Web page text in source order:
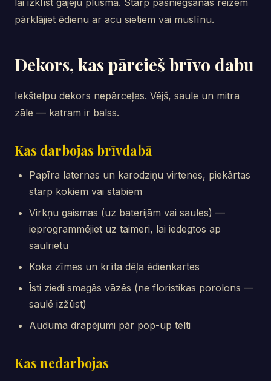
lai izklīst gājēju plūsma. Starp pasniegšanas reizēm
pārklājiet ēdienu ar acu sietiem vai muslīnu.
Dekors, kas pārcieš brīvo dabu
Iekštelpu dekors nepārceļas. Vējš, saule un mitra
zāle — katram ir balss.
Kas darbojas brīvdabā
Papīra laternas un karodziņu virtenes, piekārtas
starp kokiem vai stabiem
Virkņu gaismas (uz baterijām vai saules) —
ieprogrammējiet uz taimeri, lai iedegtos ap
saulrietu
Koka zīmes un krīta dēļa ēdienkartes
Īsti ziedi smagās vāzēs (ne floristikas porolons —
saulē izžūst)
Auduma drapējumi pār pop-up telti
Kas nedarbojas